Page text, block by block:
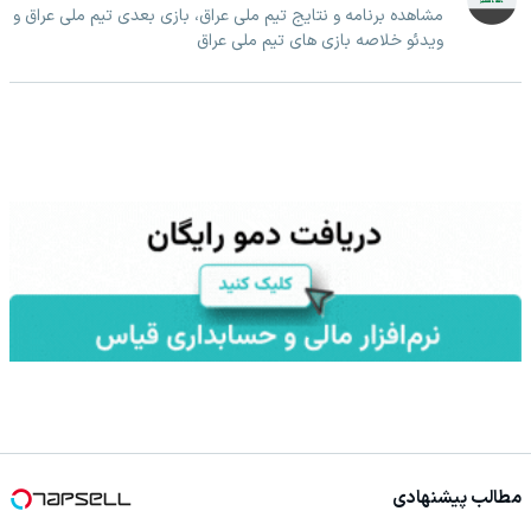
مشاهده برنامه و نتایج تیم ملی عراق، بازی بعدی تیم ملی عراق و
ویدئو خلاصه بازی های تیم ملی عراق
مطالب پیشنهادی